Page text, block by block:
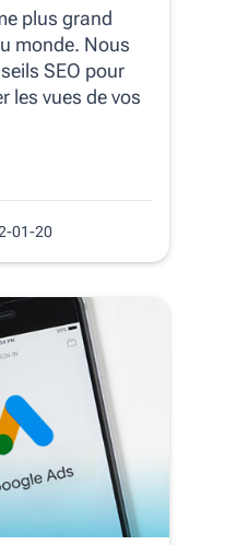
plus grand
monde. Nous
SEO pour
les vues de vos
01-20